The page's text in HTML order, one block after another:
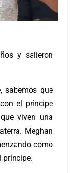
y salieron
sabemos que
el príncipe
viven una
Meghan
como
príncipe.